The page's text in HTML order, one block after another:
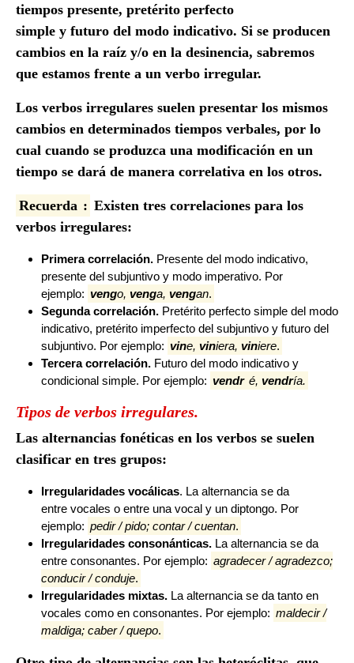
tiempos presente, pretérito perfecto
simple y futuro del modo indicativo. Si se producen
cambios en la raíz y/o en la desinencia, sabremos
que estamos frente a un verbo irregular.
Los verbos irregulares suelen presentar los mismos
cambios en determinados tiempos verbales, por lo
cual cuando se produzca una modificación en un
tiempo se dará de manera correlativa en los otros.
Recuerda : Existen tres correlaciones para los
verbos irregulares:
Primera correlación. Presente del modo indicativo,
presente del subjuntivo y modo imperativo. Por
ejemplo: vengo, venga, vengan.
Segunda correlación. Pretérito perfecto simple del modo
indicativo, pretérito imperfecto del subjuntivo y futuro del
subjuntivo. Por ejemplo: vine, viniera, viniere.
Tercera correlación. Futuro del modo indicativo y
condicional simple. Por ejemplo: vendr é, vendría.
Tipos de verbos irregulares.
Las alternancias fonéticas en los verbos se suelen
clasificar en tres grupos:
Irregularidades vocálicas. La alternancia se da
entre vocales o entre una vocal y un diptongo. Por
ejemplo: pedir / pido; contar / cuentan.
Irregularidades consonánticas. La alternancia se da
entre consonantes. Por ejemplo: agradecer / agradezco;
conducir / conduje.
Irregularidades mixtas. La alternancia se da tanto en
vocales como en consonantes. Por ejemplo: maldecir /
maldiga; caber / quepo.